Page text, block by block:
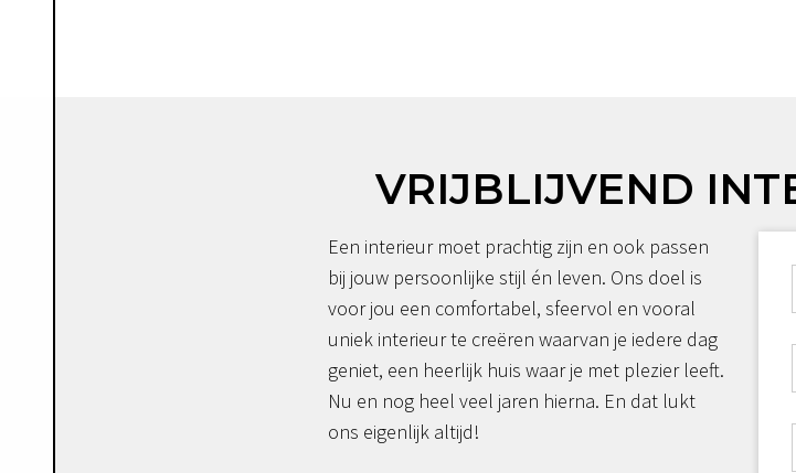
VRIJBLIJVEND
Een interieur moet prachtig zijn en ook passen
bij jouw persoonlijke stijl én leven. Ons doel is
voor jou een comfortabel, sfeervol en vooral
uniek interieur te creëren waarvan je iedere dag
geniet, een heerlijk huis waar je met plezier leeft.
Nu en nog heel veel jaren hierna. En dat lukt
ons eigenlijk altijd!